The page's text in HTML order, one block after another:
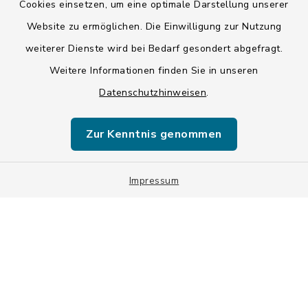
Cookies einsetzen, um eine optimale Darstellung unserer
Website zu ermöglichen. Die Einwilligung zur Nutzung
weiterer Dienste wird bei Bedarf gesondert abgefragt.
Weitere Informationen finden Sie in unseren
Datenschutzhinweisen.
Zur Kenntnis genommen
Impressum
Datenschutz
ISIS 12
Sitemap